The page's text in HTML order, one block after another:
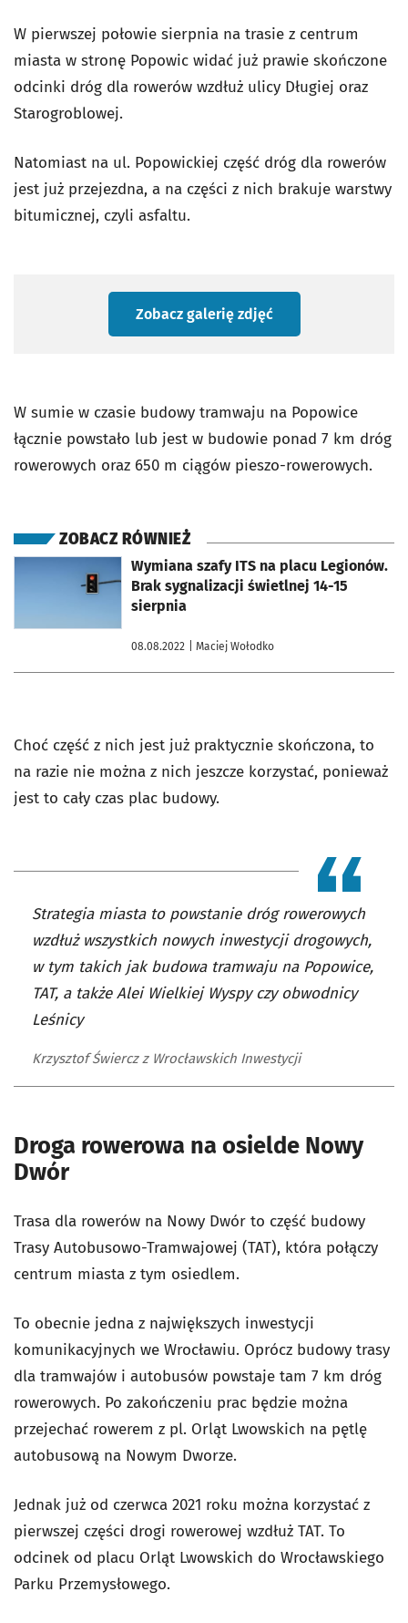
W pierwszej połowie sierpnia na trasie z centrum
miasta w stronę Popowic widać już prawie skończone
odcinki dróg dla rowerów wzdłuż ulicy Długiej oraz
Starogroblowej.
Natomiast na ul. Popowickiej część dróg dla rowerów
jest już przejezdna, a na części z nich brakuje warstwy
bitumicznej, czyli asfaltu.
Zobacz galerię zdjęć
W sumie w czasie budowy tramwaju na Popowice
łącznie powstało lub jest w budowie ponad 7 km dróg
rowerowych oraz 650 m ciągów pieszo-rowerowych.
ZOBACZ RÓWNIEŻ
Wymiana szafy ITS na placu Legionów.
Brak sygnalizacji świetlnej 14-15
sierpnia
08.08.2022 | Maciej Wołodko
otworzy się w nowej karcie
Choć część z nich jest już praktycznie skończona, to
na razie nie można z nich jeszcze korzystać, ponieważ
jest to cały czas plac budowy.
Strategia miasta to powstanie dróg rowerowych
wzdłuż wszystkich nowych inwestycji drogowych,
w tym takich jak budowa tramwaju na Popowice,
TAT, a także Alei Wielkiej Wyspy czy obwodnicy
Leśnicy
Krzysztof Świercz z Wrocławskich Inwestycji
Droga rowerowa na osielde Nowy
Dwór
Trasa dla rowerów na Nowy Dwór to część budowy
Trasy Autobusowo-Tramwajowej (TAT), która połączy
centrum miasta z tym osiedlem.
To obecnie jedna z największych inwestycji
komunikacyjnych we Wrocławiu. Oprócz budowy trasy
dla tramwajów i autobusów powstaje tam 7 km dróg
rowerowych. Po zakończeniu prac będzie można
przejechać rowerem z pl. Orląt Lwowskich na pętlę
autobusową na Nowym Dworze.
Jednak już od czerwca 2021 roku można korzystać z
pierwszej części drogi rowerowej wzdłuż TAT. To
odcinek od placu Orląt Lwowskich do Wrocławskiego
Parku Przemysłowego.